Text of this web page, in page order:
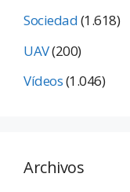
Sociedad(1.618)
UAV(200)
Vídeos(1.046)
Archivos